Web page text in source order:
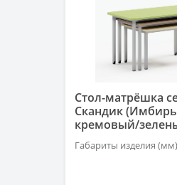
Стол-матрёшка
Скандик
кремовый/
Габариты изделия